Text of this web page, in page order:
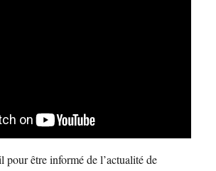
pour être informé de l’actualité de